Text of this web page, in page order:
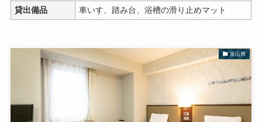
貸出備品
車いす、踏み台、浴槽の滑り止めマット
富山県